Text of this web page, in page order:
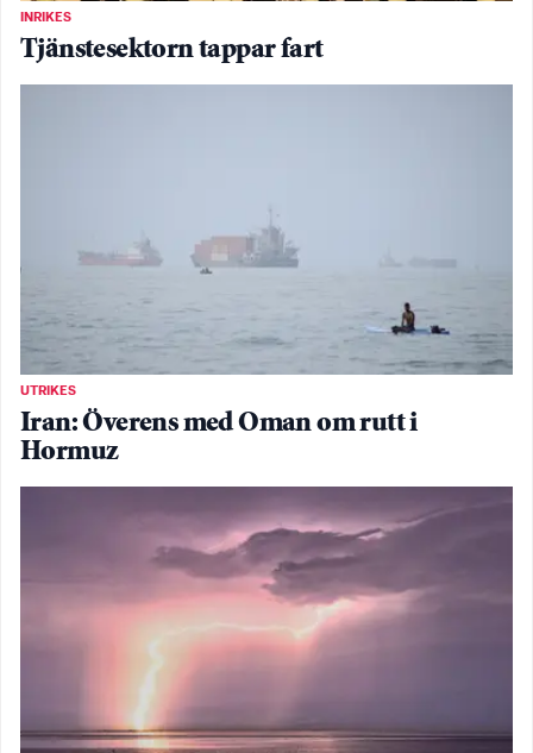
INRIKES
Tjänstesektorn tappar fart
UTRIKES
Iran: Överens med Oman om rutt i
Hormuz